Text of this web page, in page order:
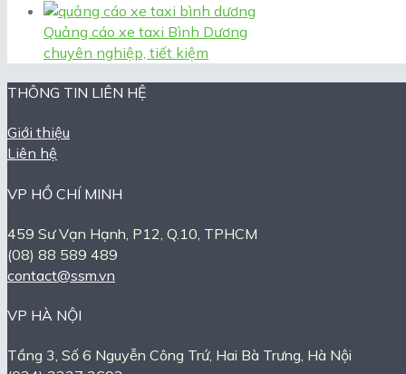
Quảng cáo xe taxi Bình Dương
chuyên nghiệp, tiết kiệm
THÔNG TIN LIÊN HỆ
Giới thiệu
Liên hệ
VP HỒ CHÍ MINH
459 Sư Vạn Hạnh, P12, Q.10, TPHCM
(08) 88 589 489
contact@ssm.vn
VP HÀ NỘI
Tầng 3, Số 6 Nguyễn Công Trứ, Hai Bà Trưng, Hà Nội